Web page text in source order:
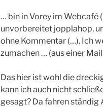
… bin in Vorey im Webcafé
unvorbereitet jopplahop,
ohne Kommentar (…). Ich
zumachen … (aus einer
Das hier ist wohl die
kann ich auch nicht
gesagt? Da fahren